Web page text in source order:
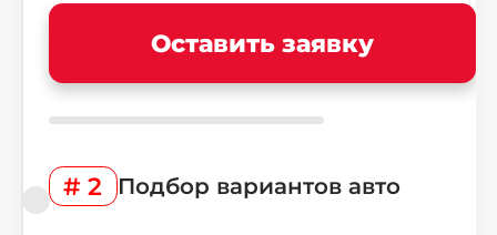
Оставить заявку
# 2 Подбор вариантов авто